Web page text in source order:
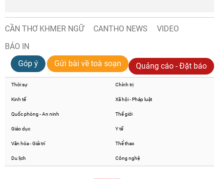
CẦN THƠ KHMER NGỮ CANTHO NEWS
VIDEO
BÁO IN
Góp ý
Gửi bài về toà soạn Quảng cáo - Đặt báo
Thời sự Chính trị
Kinh tế Xã hội - Pháp luật
Quốc phòng - An ninh Thế giới
Giáo dục Y tế
Văn hóa - Giải trí Thể thao
Du lịch Công nghệ